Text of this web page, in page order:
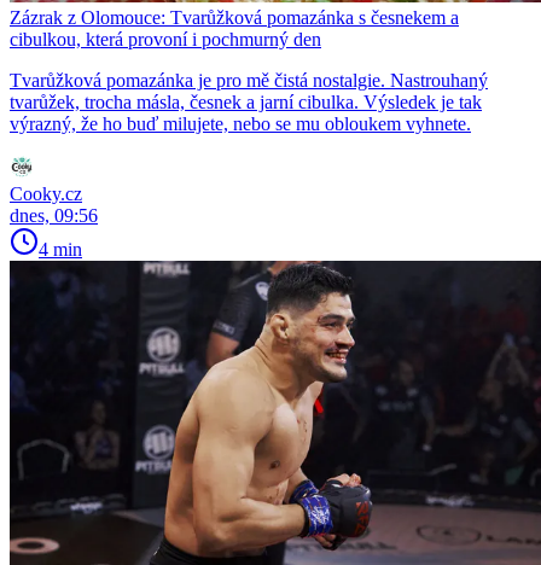
Zázrak z Olomouce: Tvarůžková pomazánka s česnekem a
cibulkou, která provoní i pochmurný den
Tvarůžková pomazánka je pro mě čistá nostalgie. Nastrouhaný
tvarůžek, trocha másla, česnek a jarní cibulka. Výsledek je tak
výrazný, že ho buď milujete, nebo se mu obloukem vyhnete.
Cooky.cz
dnes, 09:56
4 min